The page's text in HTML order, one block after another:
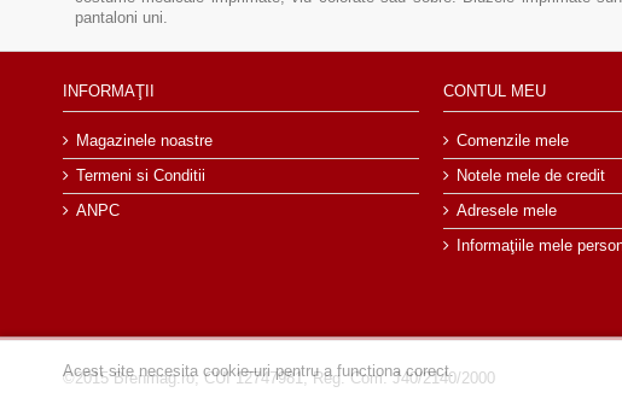
pantaloni uni.
INFORMAŢII
Magazinele noastre
Termeni si Conditii
ANPC
CONTUL MEU
Comenzile mele
Notele mele de credit
Adresele mele
Informaţiile mele
©2015 Brenmag.ro, CUI 12747981, Reg. Com. J40/2140/2000
Acest site necesita cookie-uri pentru a functiona corect.